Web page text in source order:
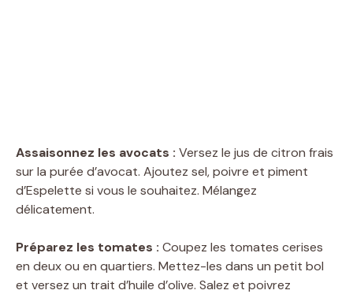
Assaisonnez les avocats : Versez le jus de citron frais
sur la purée d’avocat. Ajoutez sel, poivre et piment
d’Espelette si vous le souhaitez. Mélangez
délicatement.
Préparez les tomates : Coupez les tomates cerises
en deux ou en quartiers. Mettez-les dans un petit bol
et versez un trait d’huile d’olive. Salez et poivrez